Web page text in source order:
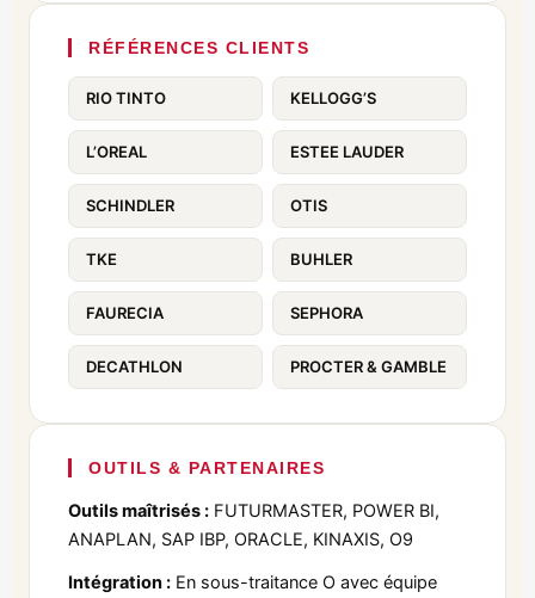
RÉFÉRENCES CLIENTS
RIO TINTO KELLOGG’S
L’OREAL ESTEE LAUDER
SCHINDLER OTIS
TKE BUHLER
FAURECIA SEPHORA
DECATHLON PROCTER & GAMBLE
OUTILS & PARTENAIRES
Outils maîtrisés : FUTURMASTER, POWER BI,
ANAPLAN, SAP IBP, ORACLE, KINAXIS, O9
Intégration : En sous-traitance O avec équipe